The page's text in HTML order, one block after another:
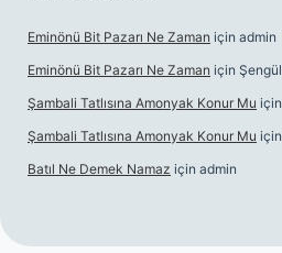
Eminönü Bit Pazarı Ne Zaman için admin
Eminönü Bit Pazarı Ne Zaman için Şengül
Şambali Tatlısına Amonyak Konur Mu için
Şambali Tatlısına Amonyak Konur Mu için
Batıl Ne Demek Namaz için admin